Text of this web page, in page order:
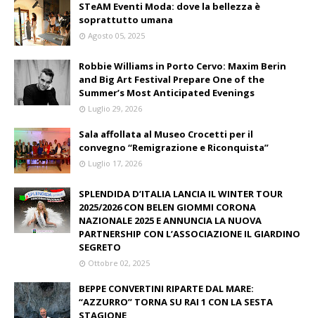
STeAM Eventi Moda: dove la bellezza è
soprattutto umana
Agosto 05, 2025
Robbie Williams in Porto Cervo: Maxim Berin
and Big Art Festival Prepare One of the
Summer’s Most Anticipated Evenings
Luglio 29, 2026
Sala affollata al Museo Crocetti per il
convegno “Remigrazione e Riconquista”
Luglio 17, 2026
SPLENDIDA D’ITALIA LANCIA IL WINTER TOUR
2025/2026 CON BELEN GIOMMI CORONA
NAZIONALE 2025 E ANNUNCIA LA NUOVA
PARTNERSHIP CON L’ASSOCIAZIONE IL GIARDINO
SEGRETO
Ottobre 02, 2025
BEPPE CONVERTINI RIPARTE DAL MARE:
“AZZURRO” TORNA SU RAI 1 CON LA SESTA